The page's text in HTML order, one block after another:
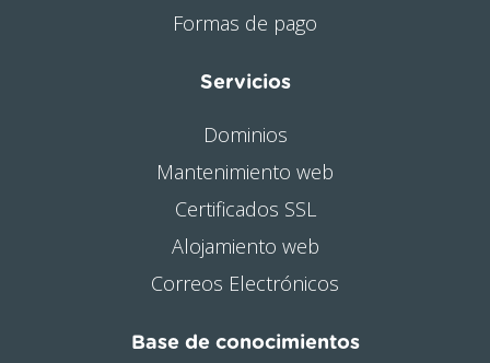
Formas de pago
Servicios
Dominios
Mantenimiento web
Certificados SSL
Alojamiento web
Correos Electrónicos
Base de conocimientos